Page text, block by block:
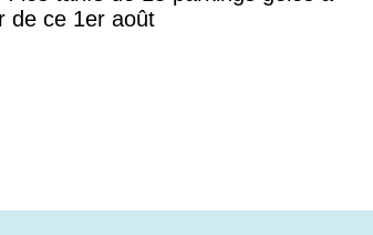
de ce 1er août